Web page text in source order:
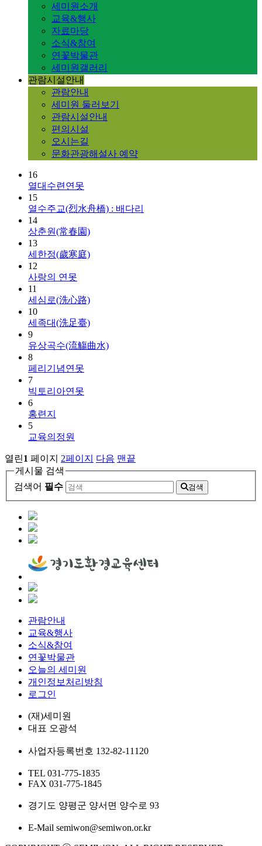
세미원소개
교육&행사
자료마당
소식&참여
연꽃박물관
세미원갤러리
관람시설안내
관람안내
세미원 둘러보기
관람시설안내
편의시설
오시는길
문화관광해설사 예약
16
열대수련연못
15
열수주교(烈水舟橋) : 배다리
14
상춘원(常春園)
13
세한정(歲寒庭)
12
사랑의 연못
11
세심로(洗心路)
10
세족대(洗足臺)
9
유상곡수(流觴曲水)
8
페리기념연못
7
빅토리아연못
6
홍련지
5
교육의정원
열린1 페이지 2페이지 다음 맨끝
게시물 검색
검색어 필수 검색
관람안내
교육&행사
소식&참여
연꽃박물관
오늘의 세미원
개인정보처리방침
로그인
(재)세미원
대표 오광석
사업자등록번호 132-82-11120
TEL 031-775-1835
FAX 031-775-1845
경기도 양평군 양서면 양수로 93
E-Mail semiwon@semiwon.or.kr